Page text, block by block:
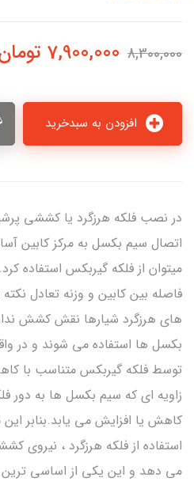
8,300,000
7,900,000
در نصب فلکه هرزگرد یا کششی
اتصال سیم بکسل به مرکز کابین
میتوان از فلکه گیربکس استفاده
فاصله بین کابین و وزنه تعادل
های هرزگرد شیارها نقش کشش
بکسل ها استفاده می شوند و در
توسط فلکه گیربکس متناسب با
زاویه ای که سیم بکسل ها به دور
کاهش یا افزایش می یابد.بنابر
استفاده از فلکه هرزگرد ، نیروی
می دهد و این یکی از اساسی